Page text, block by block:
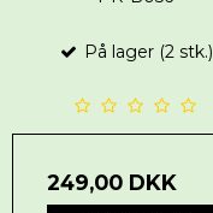
På lager (2 stk.)
249,00 DKK